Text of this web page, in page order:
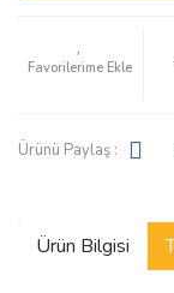
Ürünü Paylaş :
Ürün Bilgisi